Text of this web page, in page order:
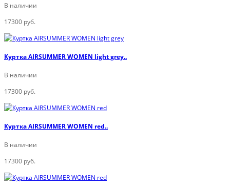
В наличии
17300 руб.
Куртка AIRSUMMER WOMEN light grey..
В наличии
17300 руб.
Куртка AIRSUMMER WOMEN red..
В наличии
17300 руб.